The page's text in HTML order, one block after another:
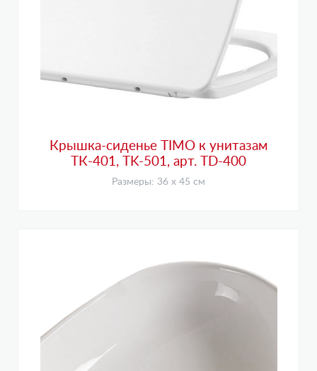
Крышка-сиденье TIMO к унитазам
ТК-401, ТK-501, арт. TD-400
Размеры: 36 х 45 см